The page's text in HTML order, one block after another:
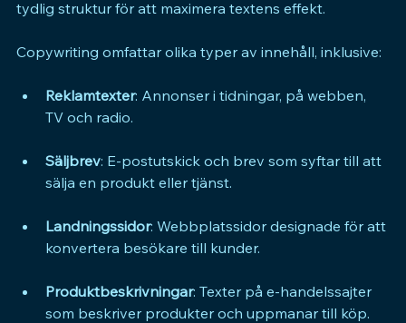
tydlig struktur för att maximera textens effekt.
Copywriting omfattar olika typer av innehåll, inklusive:
Reklamtexter: Annonser i tidningar, på webben,
TV och radio.
Säljbrev: E-postutskick och brev som syftar till att
sälja en produkt eller tjänst.
Landningssidor: Webbplatssidor designade för att
konvertera besökare till kunder.
Produktbeskrivningar: Texter på e-handelssajter
som beskriver produkter och uppmanar till köp.